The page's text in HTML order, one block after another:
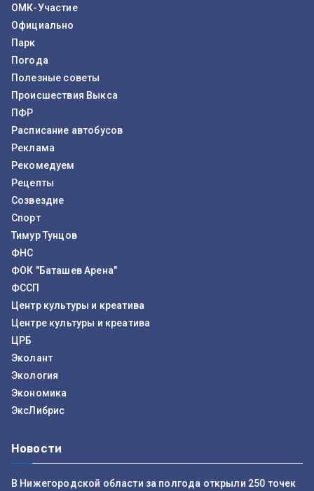
ОМК-Участие
Официально
Парк
Погода
Полезные советы
Происшествия Выкса
ПФР
Расписание автобусов
Реклама
Рекомедуем
Рецепты
Созвездие
Спорт
Тимур Тунцов
ФНС
ФОК "Баташев Арена"
ФССП
Центр культуры и креатива
Центре культуры и креатива
ЦРБ
Эколант
Экология
Экономика
ЭксЛибрис
Новости
В Нижегородской области за полгода открыли 250 точек